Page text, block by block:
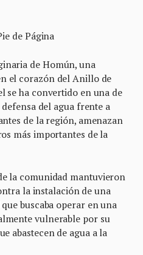
de Página
de Homún, una
el corazón del Anillo de
se ha convertido en una de
del agua frente a
de la región, amenazan
más importantes de la
la comunidad mantuvieron
la instalación de una
buscaba operar en una
vulnerable por su
abastecen de agua a la